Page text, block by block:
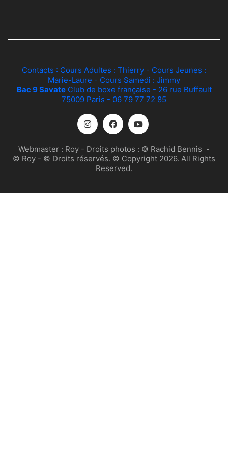
Contacts : Cours Adultes : Thierry - Cours Jeunes :
Marie-Laure - Cours Samedi : Jimmy
Bac 9 SavateClub de boxe française - 26 rue Buffault
75009 Paris - 06 79 77 72 85
Webmaster : Roy - Droits photos : © Rachid Bennis -
© Roy - © Droits réservés. © Copyright 2026. All Rights
Reserved.